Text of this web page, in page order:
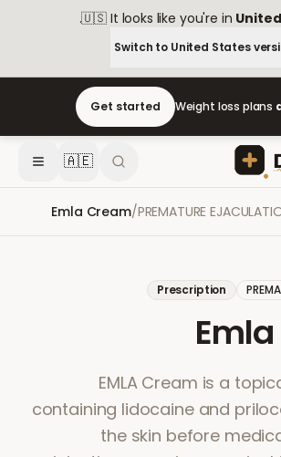
🇺🇸 It looks like you're in
.
Switch to United States
Weight loss plans
Get started
🇦🇪
PREMATURE
/
Emla Cream
Prescription
EMLA Cream is a
containing lidocaine and
the skin before